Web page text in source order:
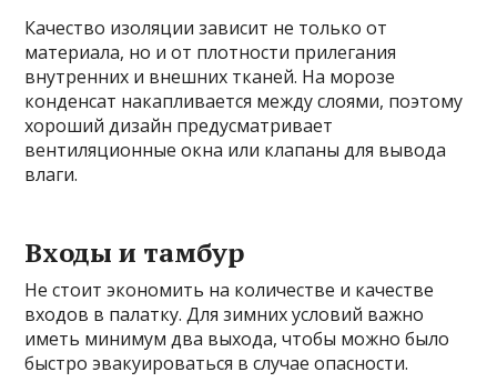
Качество изоляции зависит не только от
материала, но и от плотности прилегания
внутренних и внешних тканей. На морозе
конденсат накапливается между слоями, поэтому
хороший дизайн предусматривает
вентиляционные окна или клапаны для вывода
влаги.
Входы и тамбур
Не стоит экономить на количестве и качестве
входов в палатку. Для зимних условий важно
иметь минимум два выхода, чтобы можно было
быстро эвакуироваться в случае опасности.